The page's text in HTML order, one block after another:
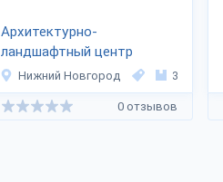
Архитектурно-
ландшафтный центр
«Архиленд»
Нижний Новгород 3
0 отзывов